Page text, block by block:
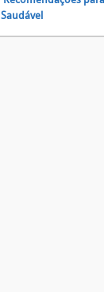
Saudável